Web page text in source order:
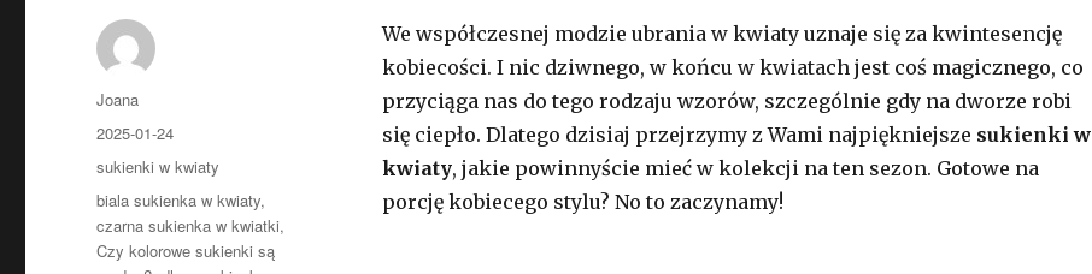
We współczesnej modzie ubrania w kwiaty uznaje się za kwintesencję
kobiecości. I nic dziwnego, w końcu w kwiatach jest coś magicznego, co
przyciąga nas do tego rodzaju wzorów, szczególnie gdy na dworze robi
się ciepło. Dlatego dzisiaj przejrzymy z Wami najpiękniejsze sukienki w
kwiaty, jakie powinnyście mieć w kolekcji na ten sezon. Gotowe na
porcję kobiecego stylu? No to zaczynamy!
Autor
Joana
Opublikowano
2025-01-24
Kategorie
sukienki w kwiaty
Tagi
biala sukienka w kwiaty,
czarna sukienka w kwiatki,
Czy kolorowe sukienki są